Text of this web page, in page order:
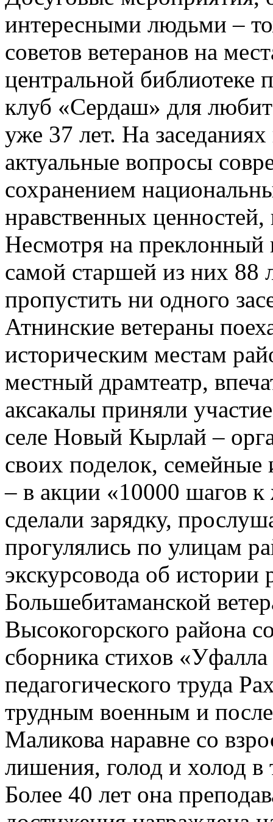
интересными людьми –
советов ветеранов на
центральной библиотеке
клуб «Сердаш» для
уже 37 лет. На
актуальные вопросы
сохранением
нравственных
Несмотря на преклонный
самой старшей из них 88
пропустить ни одного
Атнинские ветераны
историческим местам
местный драмтеатр,
аксакалы приняли
селе Новый Кырлай –
своих поделок,
– в акции «10000 шагов к
сделали зарядку,
прогулялись по улицам
экскурсовода об
Большебитаманской
Высокогорского района
сборника стихов «Уфалла
педагогического труда
трудным военным и
Маликова наравне со
лишения, голод и холод в
Более 40 лет она